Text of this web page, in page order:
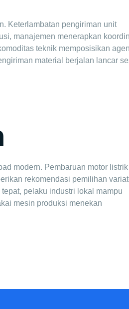
Keterlambatan pengiriman unit
manajemen menerapkan
teknik memposisikan agen
material berjalan lancar
modern. Pembaruan motor listrik
rekomendasi pemilihan
tepat, pelaku industri lokal mampu
mesin produksi menekan